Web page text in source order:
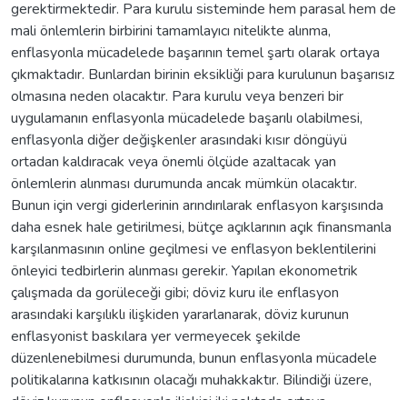
gerektirmektedir. Para kurulu sisteminde hem parasal hem de
mali önlemlerin birbirini tamamlayıcı nitelikte alınma,
enflasyonla mücadelede başarının temel şartı olarak ortaya
çıkmaktadır. Bunlardan birinin eksikliği para kurulunun başarısız
olmasına neden olacaktır. Para kurulu veya benzeri bir
uygulamanın enflasyonla mücadelede başarılı olabilmesi,
enflasyonla diğer değişkenler arasındaki kısır döngüyü
ortadan kaldıracak veya önemli ölçüde azaltacak yan
önlemlerin alınması durumunda ancak mümkün olacaktır.
Bunun için vergi giderlerinin arındırılarak enflasyon karşısında
daha esnek hale getirilmesi, bütçe açıklarının açık finansmanla
karşılanmasının online geçilmesi ve enflasyon beklentilerini
önleyici tedbirlerin alınması gerekir. Yapılan ekonometrik
çalışmada da gorüleceği gibi; döviz kuru ile enflasyon
arasındaki karşılıklı ilişkiden yararlanarak, döviz kurunun
enflasyonist baskılara yer vermeyecek şekilde
düzenlenebilmesi durumunda, bunun enflasyonla mücadele
politikalarına katkısının olacağı muhakkaktır. Bilindiği üzere,